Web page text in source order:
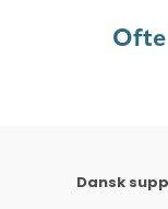
Ofte
Dansk